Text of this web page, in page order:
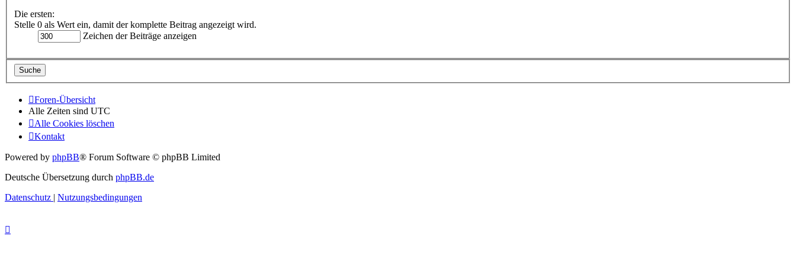
Die ersten:
Stelle 0 als Wert ein, damit der komplette Beitrag angezeigt wird.
Zeichen der Beiträge anzeigen
Foren-Übersicht
Alle Zeiten sind UTC
Alle Cookies löschen
Kontakt
Powered by phpBB® Forum Software © phpBB Limited
Deutsche Übersetzung durch phpBB.de
Datenschutz | Nutzungsbedingungen